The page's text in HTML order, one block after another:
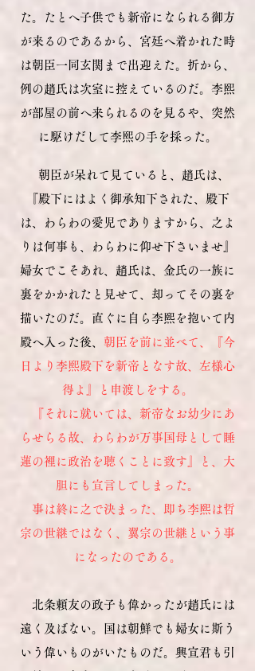
た。たとへ子供でも新帝になられる御方
が来るのであるから、宮廷へ着かれた時
は朝臣一同玄関まで出迎えた。折から、
例の趙氏は次室に控えているのだ。李熙
が部屋の前へ来られるのを見るや、突然
に駆けだして李熙の手を採った。
朝臣が呆れて見ていると、趙氏は、
『殿下にはよく御承知下された、殿下
は、わらわの愛児でありますから、之よ
りは何事も、わらわに仰せ下さいませ』
婦女でこそあれ、趙氏は、金氏の一族に
裏をかかれたと見せて、却ってその裏を
描いたのだ。直ぐに自ら李熙を抱いて内
殿へ入った後、 朝臣を前に並べて、『今
日より李熙殿下を新帝となす故、左様心
得よ』と申渡しをする。
『それに就いては、新帝なお幼少にあ
らせらる故、わらわが万事国母として睡
蓮の裡に政治を聴くことに致す』と、大
胆にも宣言してしまった。
事は終に之で決まった、即ち李熙は哲
宗の世継ではなく、翼宗の世継という事
になったのである。
北条頼友の政子も偉かったが趙氏には
遠く及ばない。国は朝鮮でも婦女に斯う
いう偉いものがいたものだ。興宣君も引